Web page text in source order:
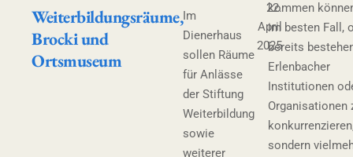
kommen
im besten Fall,
bereits
Erlenbacher
Institutionen
Organisationen
sondern
Weiterbildungsräume,
Brocki und
Ortsmuseum
Im
Dienerhaus
sollen Räume
für Anlässe
der Stiftung
Weiterbildung
sowie
weiterer
22.
April
2025